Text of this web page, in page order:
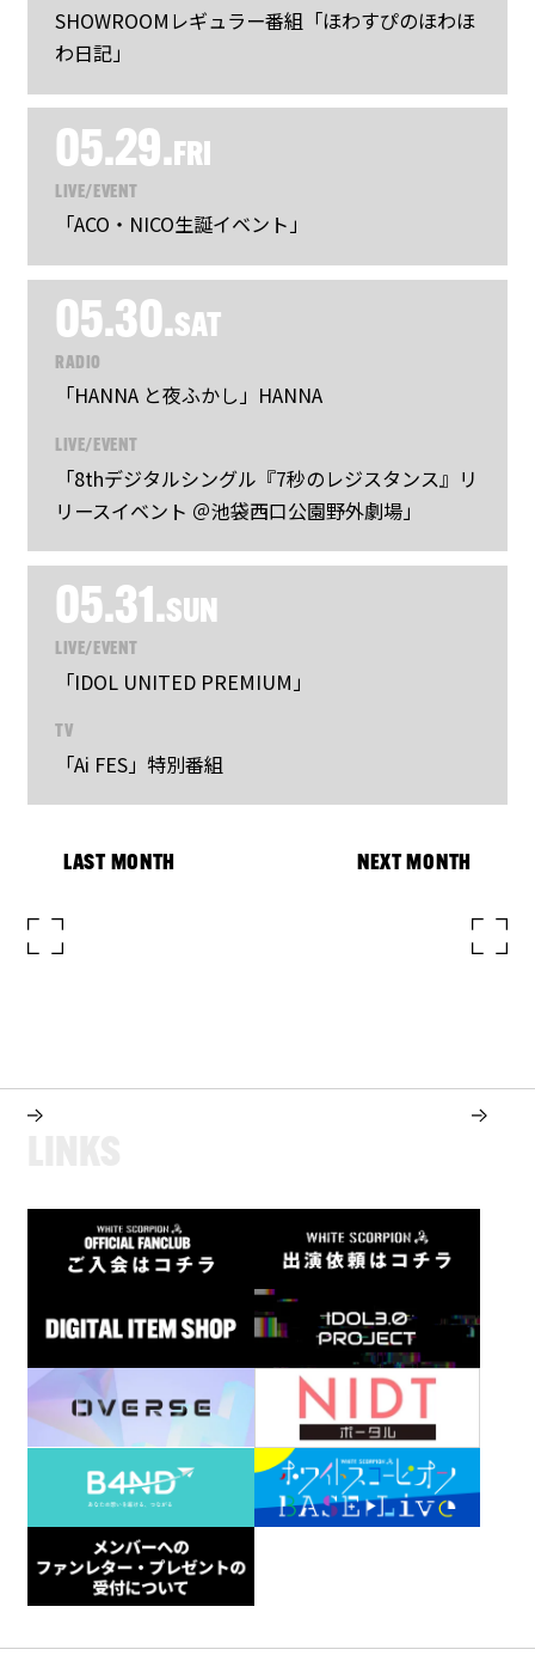
SHOWROOMレギュラー番組「ほわすぴのほわほ
わ日記」
05.29.FRI
LIVE/EVENT
「ACO・NICO生誕イベント」
05.30.SAT
RADIO
「HANNA と夜ふかし」HANNA
LIVE/EVENT
「8thデジタルシングル『7秒のレジスタンス』リ
リースイベント ＠池袋西口公園野外劇場」
05.31.SUN
LIVE/EVENT
「IDOL UNITED PREMIUM」
TV
「Ai FES」特別番組
LAST MONTH NEXT MONTH